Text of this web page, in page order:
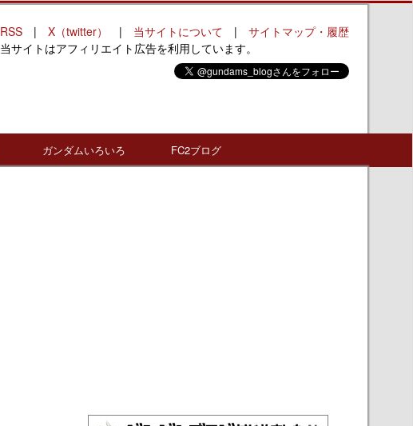
RSS | X（twitter） | 当サイトについて | サイトマップ・履歴
当サイトはアフィリエイト広告を利用しています。
ガンダムいろいろ FC2ブログ